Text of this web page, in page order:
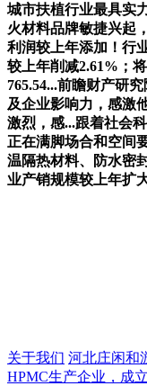
城市扶植行业最具实
火材料品牌敏捷兴起
利润较上年添加！行
较上年削减2.61%；
765.54...前瞻财产研
及企业影响力，感激
激烈，感...跟着社会
正在满脚场合和空间
温隔热材料、防水密
业产销规模较上年扩大
关于我们 河北庄闲和
HPMC生产企业，成